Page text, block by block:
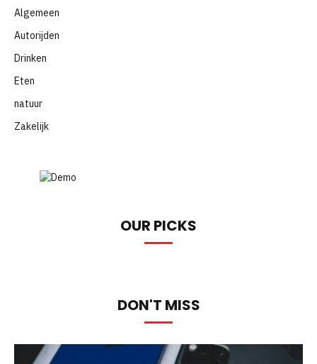
Algemeen
Autorijden
Drinken
Eten
natuur
Zakelijk
OUR PICKS
DON'T MISS